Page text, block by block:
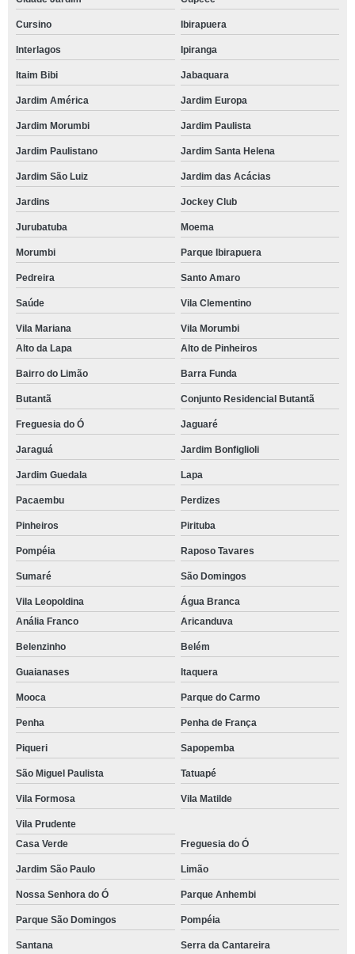
Cursino Ibirapuera
Interlagos Ipiranga
Itaim Bibi Jabaquara
Jardim América Jardim Europa
Jardim Morumbi Jardim Paulista
Jardim Paulistano Jardim Santa Helena
Jardim São Luiz Jardim das Acácias
Jardins Jockey Club
Jurubatuba Moema
Morumbi Parque Ibirapuera
Pedreira Santo Amaro
Saúde Vila Clementino
Vila Mariana
Vila Morumbi
Alto da Lapa
Alto de Pinheiros
Bairro do Limão Barra Funda
Butantã Conjunto Residencial Butantã
Freguesia do Ó Jaguaré
Jaraguá Jardim Bonfiglioli
Jardim Guedala Lapa
Pacaembu Perdizes
Pinheiros Pirituba
Pompéia Raposo Tavares
Sumaré São Domingos
Vila Leopoldina
Água Branca
Anália Franco
Aricanduva
Belenzinho Belém
Guaianases Itaquera
Mooca Parque do Carmo
Penha Penha de França
Piqueri Sapopemba
São Miguel Paulista Tatuapé
Vila Formosa Vila Matilde
Vila Prudente
Casa Verde
Freguesia do Ó
Jardim São Paulo Limão
Nossa Senhora do Ó Parque Anhembi
Parque São Domingos Pompéia
Santana Serra da Cantareira